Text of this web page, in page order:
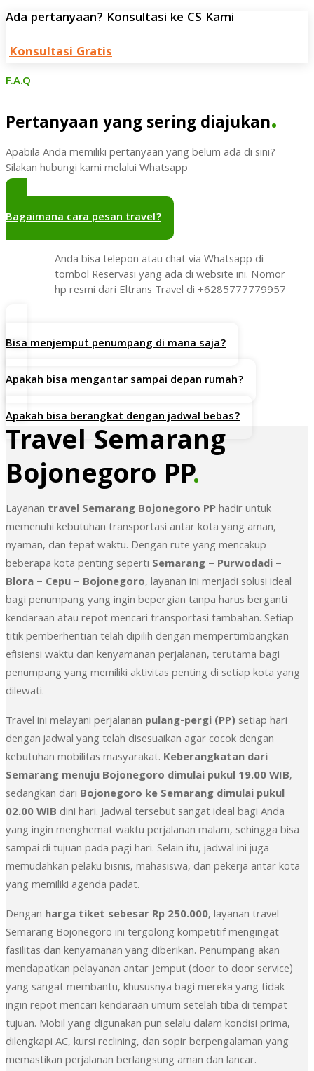
Ada pertanyaan? Konsultasi ke CS Kami
Konsultasi Gratis
F.A.Q
Pertanyaan yang sering diajukan.
Apabila Anda memiliki pertanyaan yang belum ada di sini?
Silakan hubungi kami melalui Whatsapp
Bagaimana cara pesan travel?
Anda bisa telepon atau chat via Whatsapp di
tombol Reservasi yang ada di website ini. Nomor
hp resmi dari Eltrans Travel di +6285777779957
Bisa menjemput penumpang di mana saja?
Apakah bisa mengantar sampai depan rumah?
Apakah bisa berangkat dengan jadwal bebas?
Travel Semarang
Bojonegoro PP.
Layanan travel Semarang Bojonegoro PPhadir untuk
memenuhi kebutuhan transportasi antar kota yang aman,
nyaman, dan tepat waktu. Dengan rute yang mencakup
beberapa kota penting seperti Semarang – Purwodadi –
Blora – Cepu – Bojonegoro, layanan ini menjadi solusi ideal
bagi penumpang yang ingin bepergian tanpa harus berganti
kendaraan atau repot mencari transportasi tambahan. Setiap
titik pemberhentian telah dipilih dengan mempertimbangkan
efisiensi waktu dan kenyamanan perjalanan, terutama bagi
penumpang yang memiliki aktivitas penting di setiap kota yang
dilewati.
Travel ini melayani perjalanan pulang-pergi (PP)setiap hari
dengan jadwal yang telah disesuaikan agar cocok dengan
kebutuhan mobilitas masyarakat. Keberangkatan dari
Semarang menuju Bojonegoro dimulai pukul 19.00 WIB,
sedangkan dari Bojonegoro ke Semarang dimulai pukul
02.00 WIB dini hari. Jadwal tersebut sangat ideal bagi Anda
yang ingin menghemat waktu perjalanan malam, sehingga bisa
sampai di tujuan pada pagi hari. Selain itu, jadwal ini juga
memudahkan pelaku bisnis, mahasiswa, dan pekerja antar kota
yang memiliki agenda padat.
Dengan harga tiket sebesar Rp 250.000, layanan travel
Semarang Bojonegoro ini tergolong kompetitif mengingat
fasilitas dan kenyamanan yang diberikan. Penumpang akan
mendapatkan pelayanan antar-jemput (door to door service)
yang sangat membantu, khususnya bagi mereka yang tidak
ingin repot mencari kendaraan umum setelah tiba di tempat
tujuan. Mobil yang digunakan pun selalu dalam kondisi prima,
dilengkapi AC, kursi reclining, dan sopir berpengalaman yang
memastikan perjalanan berlangsung aman dan lancar.